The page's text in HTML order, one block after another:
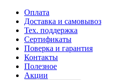
Оплата
Доставка и самовывоз
Тех. поддержка
Сертификаты
Поверка и гарантия
Контакты
Полезное
Акции